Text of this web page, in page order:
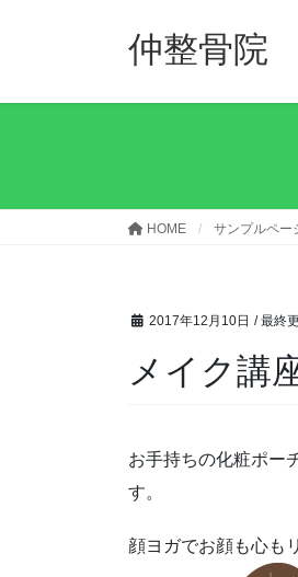
仲整骨院
HOME サンプルペー
2017年12月10日 / 最終
メイク講
お手持ちの化粧ポー
す。
顔ヨガでお顔も心も